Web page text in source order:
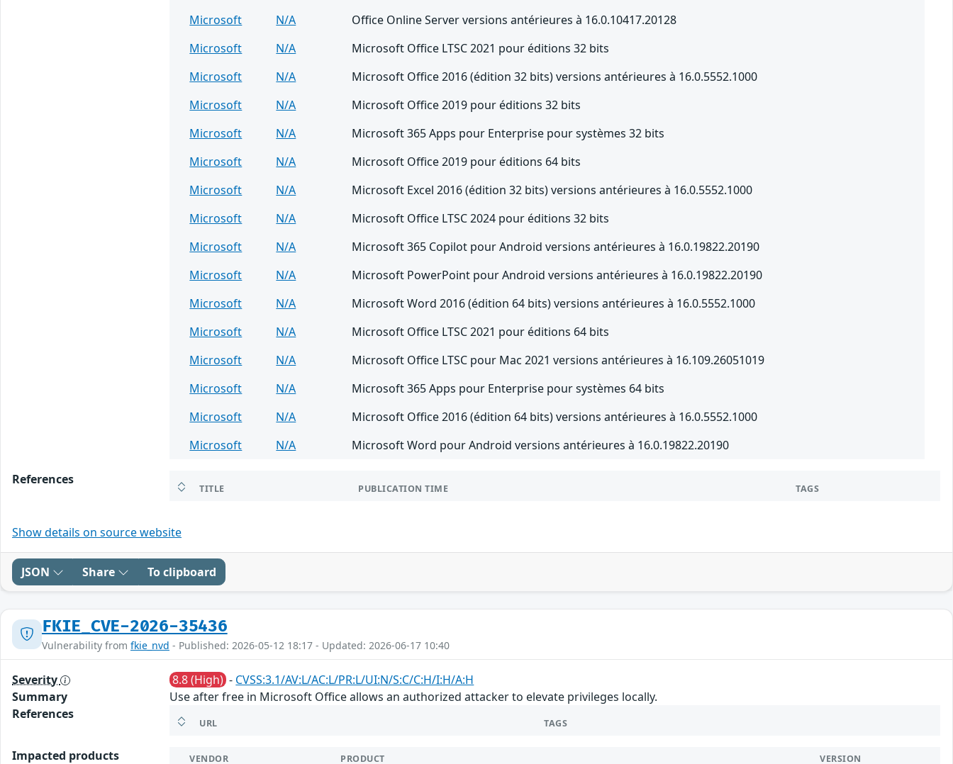
Microsoft
N/A
Office Online Server versions antérieures à 16.0.10417.20128
Microsoft
N/A
Microsoft Office LTSC 2021 pour éditions 32 bits
Microsoft
N/A
Microsoft Office 2016 (édition 32 bits) versions antérieures à 16.0.5552.1000
Microsoft
N/A
Microsoft Office 2019 pour éditions 32 bits
Microsoft
N/A
Microsoft 365 Apps pour Enterprise pour systèmes 32 bits
Microsoft
N/A
Microsoft Office 2019 pour éditions 64 bits
Microsoft
N/A
Microsoft Excel 2016 (édition 32 bits) versions antérieures à 16.0.5552.1000
Microsoft
N/A
Microsoft Office LTSC 2024 pour éditions 32 bits
Microsoft
N/A
Microsoft 365 Copilot pour Android versions antérieures à 16.0.19822.20190
Microsoft
N/A
Microsoft PowerPoint pour Android versions antérieures à 16.0.19822.20190
Microsoft
N/A
Microsoft Word 2016 (édition 64 bits) versions antérieures à 16.0.5552.1000
Microsoft
N/A
Microsoft Office LTSC 2021 pour éditions 64 bits
Microsoft
N/A
Microsoft Office LTSC pour Mac 2021 versions antérieures à 16.109.26051019
Microsoft
N/A
Microsoft 365 Apps pour Enterprise pour systèmes 64 bits
Microsoft
N/A
Microsoft Office 2016 (édition 64 bits) versions antérieures à 16.0.5552.1000
Microsoft
N/A Microsoft Word pour Android versions antérieures à 16.0.19822.20190
References
TITLE PUBLICATION TIME TAGS
Show details on source website
JSON Share To clipboard
FKIE_CVE-2026-35436
Vulnerability from fkie_nvd - Published: 2026-05-12 18:17 - Updated: 2026-06-17 10:40
Severity 8.8 (High) - CVSS:3.1/AV:L/AC:L/PR:L/UI:N/S:C/C:H/I:H/A:H
Summary
Use after free in Microsoft Office allows an authorized attacker to elevate privileges locally.
References
URL TAGS
Impacted products VENDOR PRODUCT VERSION